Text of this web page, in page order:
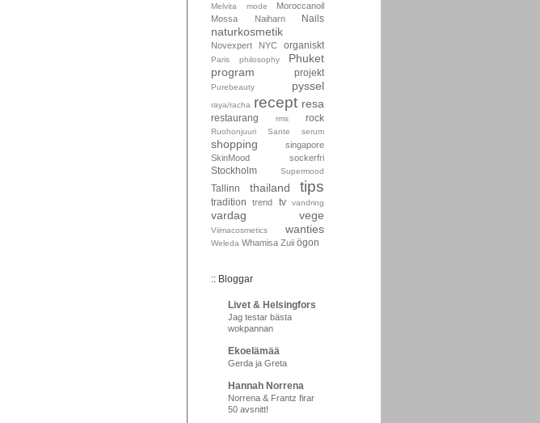
Melvita mode
Moroccanoil
Mossa
Naiharn Nails
naturkosmetik
Novexpert NYC organiskt
Paris philosophy
Phuket
program
projekt
Purebeauty pyssel
raya/racha recept resa
restaurang rms rock
Ruohonjuuri Sante serum
shopping
singapore
SkinMood
sockerfri
Stockholm Supermood
Tallinn thailand tips
tradition trend tv vandring
vardag vege
Viimacosmetics wanties
Weleda Whamisa Zuii ögon
:: Bloggar
Livet & Helsingfors
Jag testar bästa
wokpannan
Ekoelämää
Gerda ja Greta
Hannah Norrena
Norrena & Frantz firar
50 avsnitt!